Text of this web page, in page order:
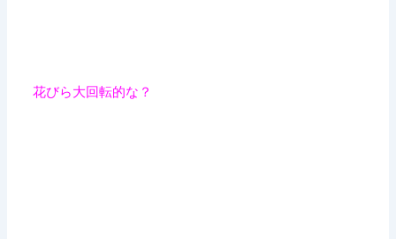
花びら大回転的な？